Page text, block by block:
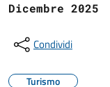
Dicembre 2025
Condividi
Turismo